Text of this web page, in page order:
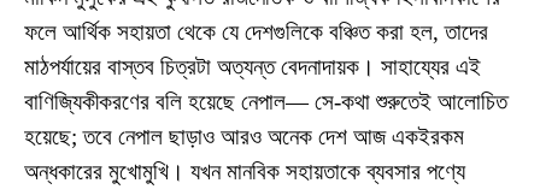
ফলে আর্থিক সহায়তা থেকে যে দেশগুলিকে বঞ্চিত করা হল, তাদের
মাঠপর্যায়ের বাস্তব চিত্রটা অত্যন্ত বেদনাদায়ক। সাহায্যের এই
বাণিজ্যিকীকরণের বলি হয়েছে নেপাল— সে-কথা শুরুতেই আলোচিত
হয়েছে; তবে নেপাল ছাড়াও আরও অনেক দেশ আজ একইরকম
অন্ধকারের মুখোমুখি। যখন মানবিক সহায়তাকে ব্যবসার পণ্যে